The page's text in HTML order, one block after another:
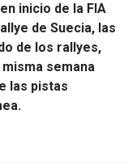
inicio de la FIA
de Suecia, las
de los rallyes,
semana
las pistas